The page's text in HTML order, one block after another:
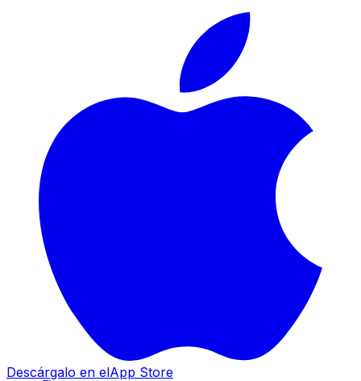
Descárgalo en elApp Store